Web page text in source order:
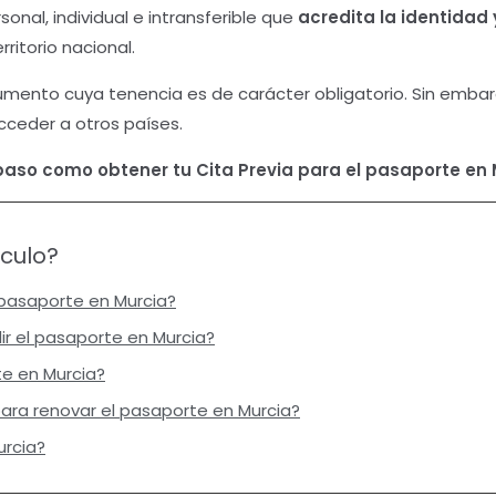
individual e intransferible que acredita la identidad
nacional.
cuya tenencia es de carácter obligatorio. Sin
a otros países.
como obtener tu Cita Previa para el pasaporte en
en Murcia?
el pasaporte en Murcia?
en Murcia?
renovar el pasaporte en Murcia?